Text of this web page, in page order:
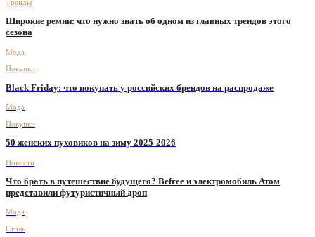
Тренды
Широкие ремни: что нужно знать об одном из главных трендов этого
сезона
Мода
Покупки
Black Friday: что покупать у российских брендов на распродаже
Мода
Покупки
50 женских пуховиков на зиму 2025-2026
Новости
Что брать в путешествие будущего? Befree и электромобиль Атом
представили футуристичный дроп
Мода
Стиль